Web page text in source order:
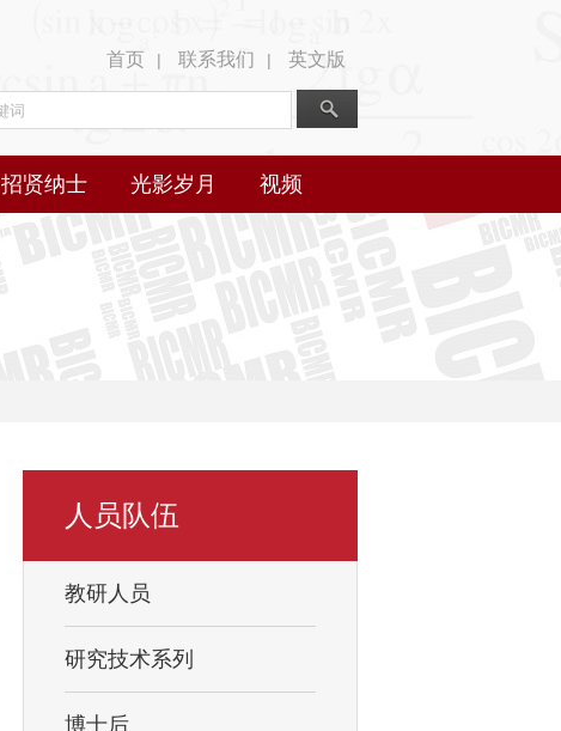
首页 | 联系我们 | 英文版
招贤纳士 光影岁月 视频
人员队伍
教研人员
研究技术系列
博士后